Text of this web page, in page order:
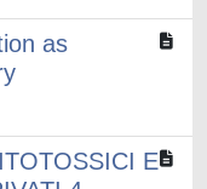
as
E